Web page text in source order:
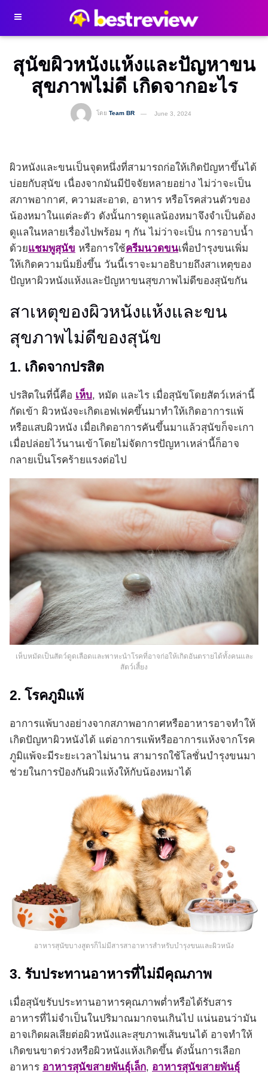
สุนัขผิวหนังแห้งและปัญหาขน
สุขภาพไม่ดี เกิดจากอะไร
โดย Team BR June 3, 2024
ผิวหนังและขนเป็นจุดหนึ่งที่สามารถก่อให้เกิดปัญหาขึ้นได้
บ่อยกับสุนัข เนื่องจากมันมีปัจจัยหลายอย่าง ไม่ว่าจะเป็น
สภาพอากาศ, ความสะอาด, อาหาร หรือโรคส่วนตัวของ
น้องหมาในแต่ละตัว ดังนั้นการดูแลน้องหมาจึงจำเป็นต้อง
ดูแลในหลายเรื่องไปพร้อม ๆ กัน ไม่ว่าจะเป็น การอาบน้ำ
ด้วยแชมพูสุนัข หรือการใช้ครีมนวดขนเพื่อบำรุงขนเพิ่ม
ให้เกิดความนิ่มยิ่งขึ้น วันนี้เราจะมาอธิบายถึงสาเหตุของ
ปัญหาผิวหนังแห้งและปัญหาขนสุขภาพไม่ดีของสุนัขกัน
สาเหตุของผิวหนังแห้งและขน
สุขภาพไม่ดีของสุนัข
1. เกิดจากปรสิต
ปรสิตในที่นี้คือ เห็บ, หมัด และไร เมื่อสุนัขโดยสัตว์เหล่านี้
กัดเข้า ผิวหนังจะเกิดเอฟเฟคขึ้นมาทำให้เกิดอาการแพ้
หรือแสบผิวหนัง เมื่อเกิดอาการคันขึ้นมาแล้วสุนัขก็จะเกา
เมื่อปล่อยไว้นานเข้าโดยไม่จัดการปัญหาเหล่านี้ก็อาจ
กลายเป็นโรคร้ายแรงต่อไป
เห็บหมัดเป็นสัตว์ดูดเลือดและพาหะนำโรคที่อาจก่อให้เกิดอันตรายได้ทั้งคนและ
สัตว์เสี้ยง
2. โรคภูมิแพ้
อาการแพ้บางอย่างจากสภาพอากาศหรืออาหารอาจทำให้
เกิดปัญหาผิวหนังได้ แต่อาการแพ้หรืออาการแห้งจากโรค
ภูมิแพ้จะมีระยะเวลาไม่นาน สามารถใช้โลชั่นบำรุงขนมา
ช่วยในการป้องกันผิวแห้งให้กับน้องหมาได้
อาหารสุนัขบางสูตรก็ไม่มีสารสาอาหารสำหรับบำรุงขนและผิวหนัง
3. รับประทานอาหารที่ไม่มีคุณภาพ
เมื่อสุนัขรับประทานอาหารคุณภาพต่ำหรือได้รับสาร
อาหารที่ไม่จำเป็นในปริมาณมากจนเกินไป แน่นอนว่ามัน
อาจเกิดผลเสียต่อผิวหนังและสุขภาพเส้นขนได้ อาจทำให้
เกิดขนขาดร่วงหรือผิวหนังแห้งเกิดขึ้น ดังนั้นการเลือก
อาหาร อาหารสุนัขสายพันธุ์เล็ก, อาหารสุนัขสายพันธุ์